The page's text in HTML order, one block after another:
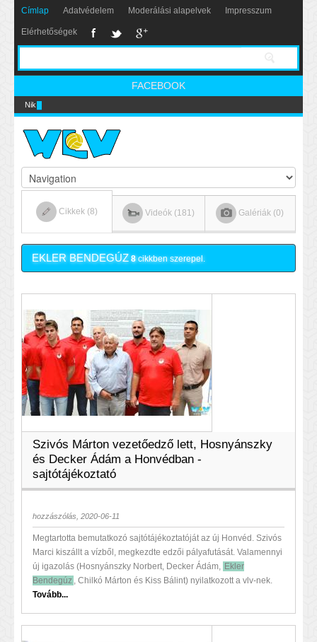
Címlap Adatvédelem Moderálási alapelvek Impresszum
Elérhetőségek
FACEBOOK
Nikics-gól lábbal
Cikkek (8) Videók (181) Galériák (0)
EKLER BENDEGÚZ 8cikkben szerepel.
Szivós Márton vezetőedző lett, Hosnyánszky
és Decker Ádám a Honvédban -
sajtótájékoztató
hozzászólás, 2020-06-11
Megtartotta bemutatkozó sajtótájékoztatóját az új Honvéd. Szivós
Marci kiszállt a vízből, megkezdte edzői pályafutását. Valamennyi
új igazolás (Hosnyánszky Norbert, Decker Ádám,
Ekler
Bendegúz , Chilkó Márton és Kiss Bálint) nyilatkozott a vlv-nek.
Tovább...